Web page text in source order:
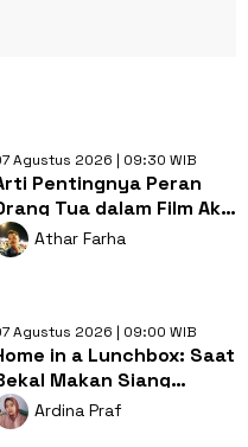
Agustus 2026 | 09:30 WIB
Pentingnya Peran
Tua dalam Film Aku
Aku
Athar Farha
Agustus 2026 | 09:00 WIB
in a Lunchbox: Saat
Makan Siang
Simbol Kasih
Ardina Praf